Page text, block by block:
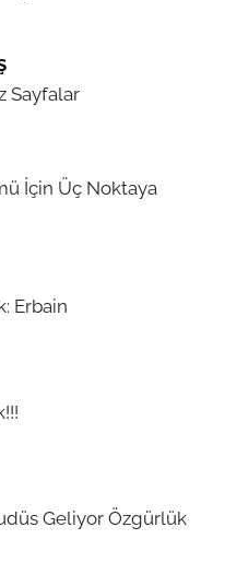
Sayfalar
İçin Üç Noktaya
Erbain
Geliyor Özgürlük